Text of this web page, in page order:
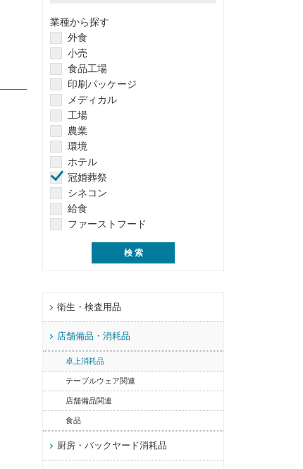
業種から探す
外食
小売
食品工場
印刷パッケージ
メディカル
工場
農業
環境
ホテル
冠婚葬祭
シネコン
給食
ファーストフード
衛生・検査用品
店舗備品・消耗品
卓上消耗品
テーブルウェア関連
店舗備品関連
食品
厨房・バックヤード消耗品